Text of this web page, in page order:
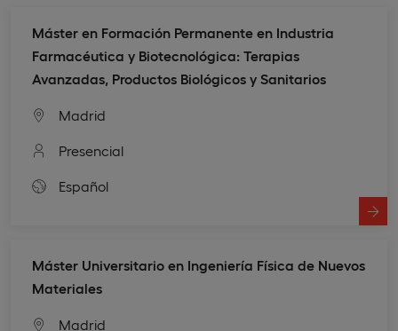
Máster en Formación Permanente en Industria
Farmacéutica y Biotecnológica: Terapias
Avanzadas, Productos Biológicos y Sanitarios
Madrid
Presencial
Español
Máster Universitario en Ingeniería Física de Nuevos
Materiales
Madrid